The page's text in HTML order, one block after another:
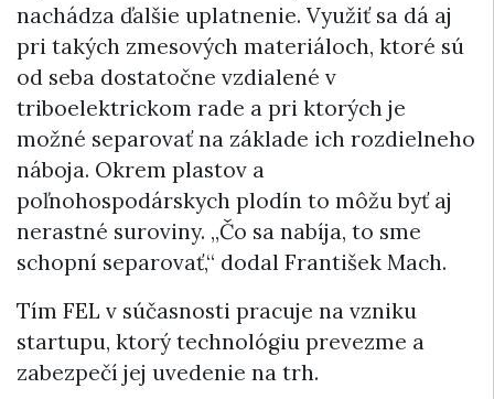
nachádza ďalšie uplatnenie. Využiť sa dá aj
pri takých zmesových materiáloch, ktoré sú
od seba dostatočne vzdialené v
triboelektrickom rade a pri ktorých je
možné separovať na základe ich rozdielneho
náboja. Okrem plastov a
poľnohospodárskych plodín to môžu byť aj
nerastné suroviny. „Čo sa nabíja, to sme
schopní separovať,“ dodal František Mach.
Tím FEL v súčasnosti pracuje na vzniku
startupu, ktorý technológiu prevezme a
zabezpečí jej uvedenie na trh.